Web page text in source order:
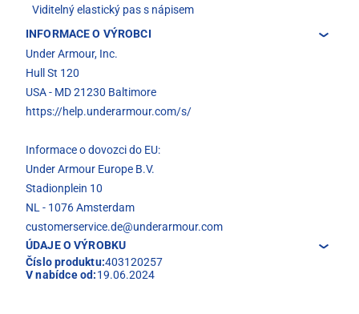
Viditelný elastický pas s nápisem
INFORMACE O VÝROBCI
Under Armour, Inc.
Hull St 120
USA - MD 21230 Baltimore
https://help.underarmour.com/s/
Informace o dovozci do EU:
Under Armour Europe B.V.
Stadionplein 10
NL - 1076 Amsterdam
customerservice.de@underarmour.com
ÚDAJE O VÝROBKU
Číslo produktu:403120257
V nabídce od:19.06.2024